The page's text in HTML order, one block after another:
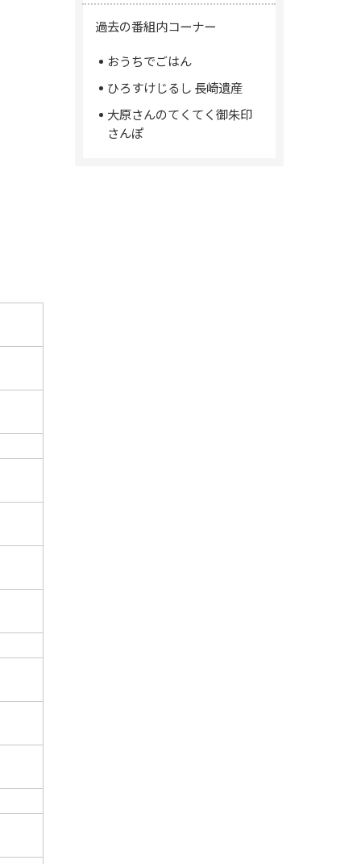
過去の番組内コーナー
おうちでごはん
ひろすけじるし 長崎遺産
大原さんのてくてく御朱印
さんぽ